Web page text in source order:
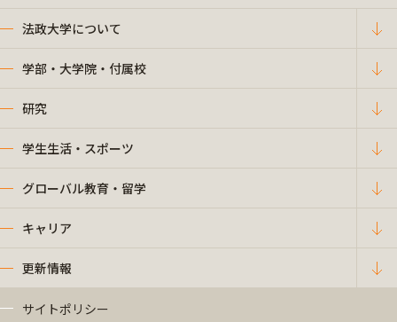
法政大学について
学部・大学院・付属校
研究
学生生活・スポーツ
グローバル教育・留学
キャリア
更新情報
サイトポリシー